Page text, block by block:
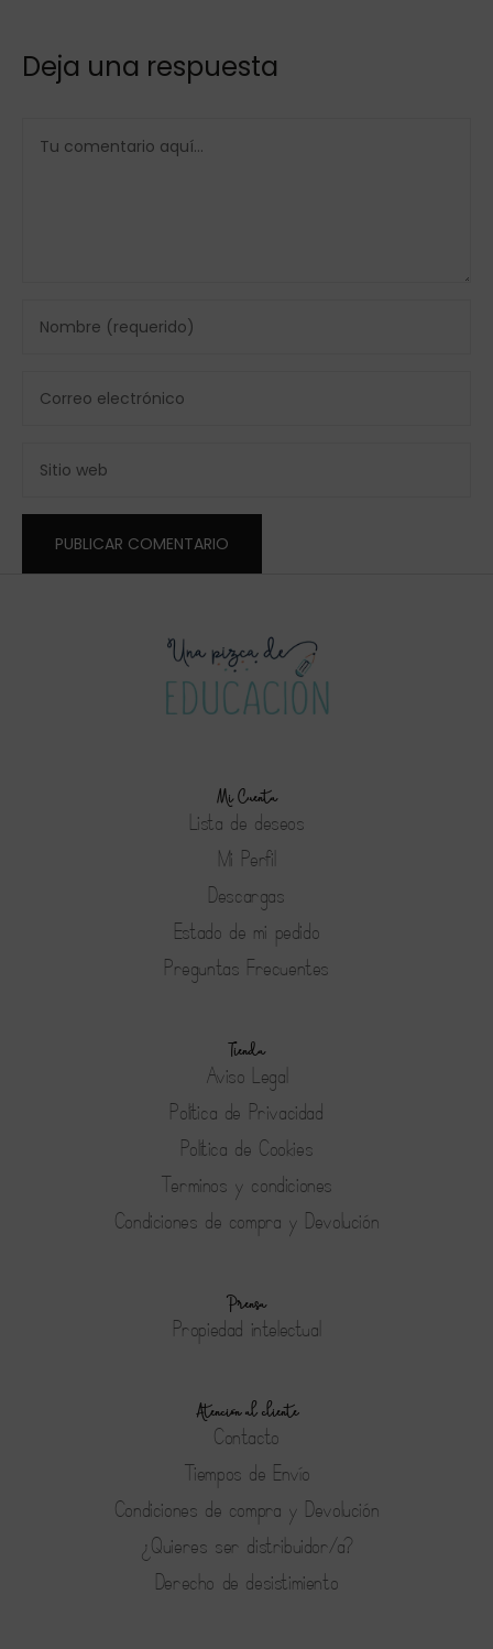
Deja una respuesta
Mi Cuenta
Lista de deseos
Mi Perfil
Descargas
Estado de mi pedido
Preguntas Frecuentes
Tienda
Aviso Legal
Política de Privacidad
Política de Cookies
Terminos y condiciones
Condiciones de compra y Devolución
Prensa
Propiedad intelectual
Atención al cliente
Contacto
Tiempos de Envío
Condiciones de compra y Devolución
¿Quieres ser distribuidor/a?
Derecho de desistimiento